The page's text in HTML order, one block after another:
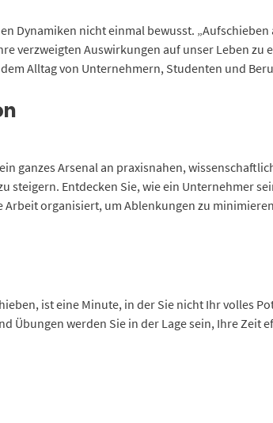
Dynamiken nicht einmal bewusst. „Aufschieben
verzweigten Auswirkungen auf unser Leben zu
Alltag von Unternehmern, Studenten und
ganzes Arsenal an praxisnahen,
Entdecken Sie, wie ein Unternehmer
organisiert, um Ablenkungen zu
ist eine Minute, in der Sie nicht Ihr volles
Übungen werden Sie in der Lage sein, Ihre Zeit